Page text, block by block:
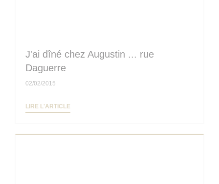
J'ai dîné chez Augustin ... rue
Daguerre
02/02/2015
LIRE L'ARTICLE